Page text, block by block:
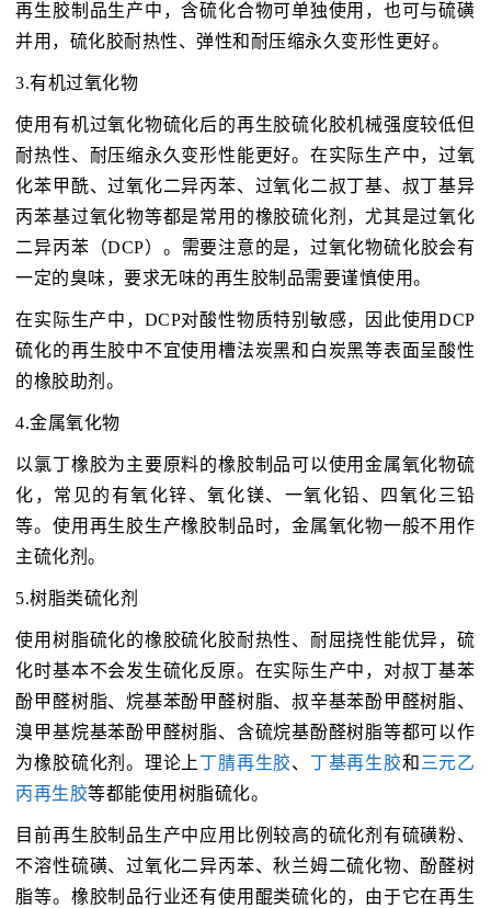
再生胶制品生产中，含硫化合物可单独使用，也可与硫磺
并用，硫化胶耐热性、弹性和耐压缩永久变形性更好。
3.有机过氧化物
使用有机过氧化物硫化后的再生胶硫化胶机械强度较低但
耐热性、耐压缩永久变形性能更好。在实际生产中，过氧
化苯甲酰、过氧化二异丙苯、过氧化二叔丁基、叔丁基异
丙苯基过氧化物等都是常用的橡胶硫化剂，尤其是过氧化
二异丙苯（DCP）。需要注意的是，过氧化物硫化胶会有
一定的臭味，要求无味的再生胶制品需要谨慎使用。
在实际生产中，DCP对酸性物质特别敏感，因此使用DCP
硫化的再生胶中不宜使用槽法炭黑和白炭黑等表面呈酸性
的橡胶助剂。
4.金属氧化物
以氯丁橡胶为主要原料的橡胶制品可以使用金属氧化物硫
化，常见的有氧化锌、氧化镁、一氧化铅、四氧化三铅
等。使用再生胶生产橡胶制品时，金属氧化物一般不用作
主硫化剂。
5.树脂类硫化剂
使用树脂硫化的橡胶硫化胶耐热性、耐屈挠性能优异，硫
化时基本不会发生硫化反原。在实际生产中，对叔丁基苯
酚甲醛树脂、烷基苯酚甲醛树脂、叔辛基苯酚甲醛树脂、
溴甲基烷基苯酚甲醛树脂、含硫烷基酚醛树脂等都可以作
为橡胶硫化剂。理论上 丁腈再生胶、 丁基再生胶和 三元乙
丙再生胶等都能使用树脂硫化。
目前再生胶制品生产中应用比例较高的硫化剂有硫磺粉、
不溶性硫磺、过氧化二异丙苯、秋兰姆二硫化物、酚醛树
脂等。橡胶制品行业还有使用醌类硫化的，由于它在再生